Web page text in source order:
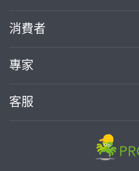
消費者
專家
客服